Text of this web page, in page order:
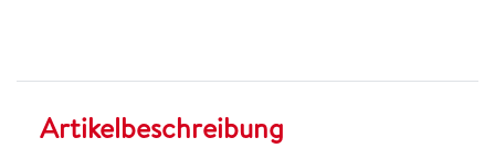
Artikelbeschreibung